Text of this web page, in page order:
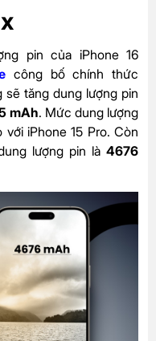
pin của iPhone 16
công bố chính thức
tăng dung lượng pin
mAh. Mức dung lượng
iPhone 15 Pro. Còn
lượng pin là 4676